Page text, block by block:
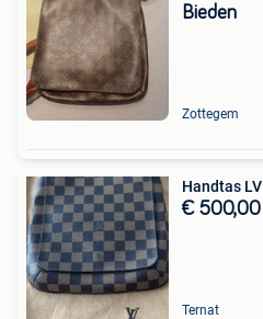
Bieden
Zottegem
Handtas LV
€ 500,00
Ternat